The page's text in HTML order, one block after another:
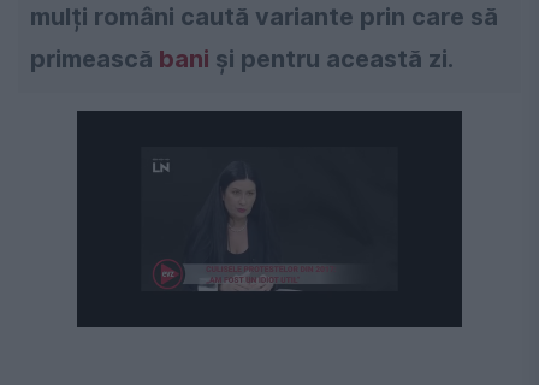
mulți români caută variante prin care să
primească bani și pentru această zi.